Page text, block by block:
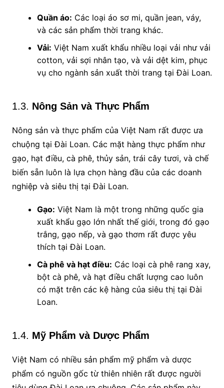
Quần áo: Các loại áo sơ mi, quần jean, váy,
và các sản phẩm thời trang khác.
Vải: Việt Nam xuất khẩu nhiều loại vải như vải
cotton, vải sợi nhân tạo, và vải dệt kim, phục
vụ cho ngành sản xuất thời trang tại Đài Loan.
1.3. Nông Sản và Thực Phẩm
Nông sản và thực phẩm của Việt Nam rất được ưa
chuộng tại Đài Loan. Các mặt hàng thực phẩm như
gạo, hạt điều, cà phê, thủy sản, trái cây tươi, và chế
biến sẵn luôn là lựa chọn hàng đầu của các doanh
nghiệp và siêu thị tại Đài Loan.
Gạo: Việt Nam là một trong những quốc gia
xuất khẩu gạo lớn nhất thế giới, trong đó gạo
trắng, gạo nếp, và gạo thơm rất được yêu
thích tại Đài Loan.
Cà phê và hạt điều: Các loại cà phê rang xay,
bột cà phê, và hạt điều chất lượng cao luôn
có mặt trên các kệ hàng của siêu thị tại Đài
Loan.
1.4. Mỹ Phẩm và Dược Phẩm
Việt Nam có nhiều sản phẩm mỹ phẩm và dược
phẩm có nguồn gốc từ thiên nhiên rất được người